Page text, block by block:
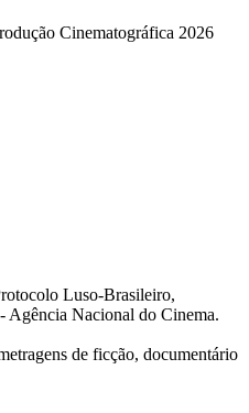
Cinematográfica 2026
Luso-Brasileiro,
Nacional do Cinema.
de ficção, documentário